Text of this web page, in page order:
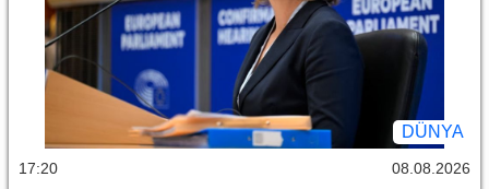
DÜNYA
17:20 08.08.2026